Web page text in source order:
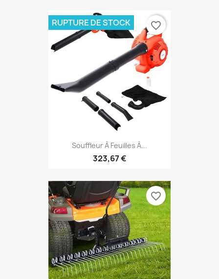
Souffleur À Feuilles À...
323,67 €
RUPTURE DE STOCK favorite_border
favorite_border